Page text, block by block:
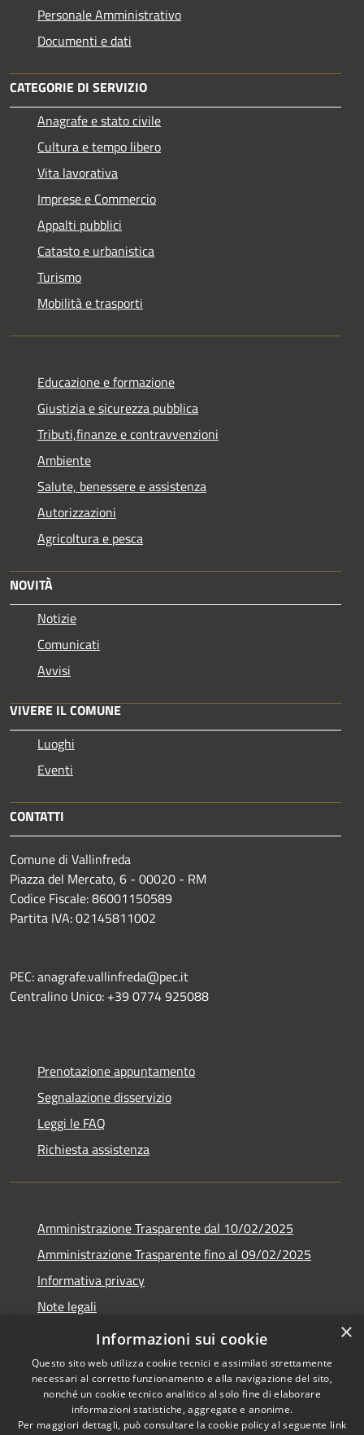
Personale Amministrativo
Documenti e dati
CATEGORIE DI SERVIZIO
Anagrafe e stato civile
Cultura e tempo libero
Vita lavorativa
Imprese e Commercio
Appalti pubblici
Catasto e urbanistica
Turismo
Mobilità e trasporti
Educazione e formazione
Giustizia e sicurezza pubblica
Tributi,finanze e contravvenzioni
Ambiente
Salute, benessere e assistenza
Autorizzazioni
Agricoltura e pesca
NOVITÀ
Notizie
Comunicati
Avvisi
VIVERE IL COMUNE
Luoghi
Eventi
CONTATTI
Comune di Vallinfreda
Piazza del Mercato, 6 - 00020 - RM
Codice Fiscale: 86001150589
Partita IVA: 02145811002
PEC: anagrafe.vallinfreda@pec.it
Centralino Unico: +39 0774 925088
Prenotazione appuntamento
Segnalazione disservizio
Leggi le FAQ
Richiesta assistenza
Amministrazione Trasparente dal 10/02/2025
Amministrazione Trasparente fino al 09/02/2025
Informativa privacy
Note legali
Dichiarazione di accessibilità
Copyright © 2026 • Comune di
×
Informazioni sui cookie
Questo sito web utilizza cookie tecnici e assimilati strettamente
necessari al corretto funzionamento e alla navigazione del sito,
nonché un cookie tecnico analitico al solo fine di elaborare
informazioni statistiche, aggregate e anonime.
Per maggiori dettagli, può consultare la cookie policy al seguente link